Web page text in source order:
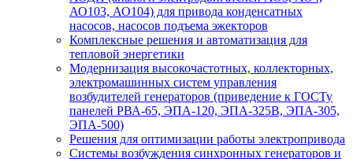
АО103, АО104) для привода конденсатных
насосов, насосов подъема эжекторов
Комплексные решения и автоматизация для
тепловой энергетики
Модернизация высокочастотных, коллекторных,
электромашинных систем управления
возбудителей генераторов (приведение к ГОСТу
панелей РВА-65, ЭПА-120, ЭПА-325В, ЭПА-305,
ЭПА-500)
Решения для оптимизации работы электропривода
Системы возбуждения синхронных генераторов и